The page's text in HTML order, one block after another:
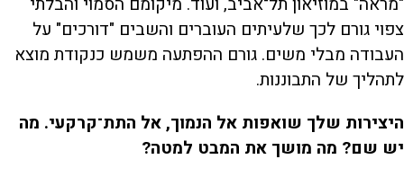
צפוי גורם לכך שלעיתים העוברים והשבים "דורכים" על
העבודה מבלי משים. גורם ההפתעה משמש כנקודת מוצא
לתהליך של התבוננות.
היצירות שלך שואפות אל הנמוך, אל התת־קרקעי. מה
יש שם? מה מושך את המבט למטה?